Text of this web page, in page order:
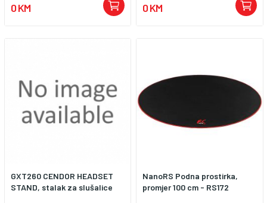
0 KM 0 KM
GXT260 CENDOR HEADSET
STAND, stalak za slušalice
NanoRS Podna prostirka,
promjer 100 cm - RS172